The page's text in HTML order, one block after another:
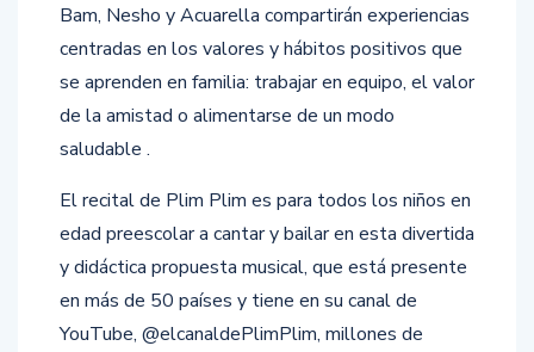
Bam, Nesho y Acuarella compartirán experiencias
centradas en los valores y hábitos positivos que
se aprenden en familia: trabajar en equipo, el valor
de la amistad o alimentarse de un modo
saludable .
El recital de Plim Plim es para todos los niños en
edad preescolar a cantar y bailar en esta divertida
y didáctica propuesta musical, que está presente
en más de 50 países y tiene en su canal de
YouTube, @elcanaldePlimPlim, millones de